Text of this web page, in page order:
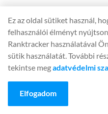
Írja meg a
Miután elvégezte a
megírni a folyamatot.
Amikor egy hogyan kell
és tömör legyen.
Ez az oldal sütiket használ,
felhasználói élményt
Ranktracker használatával
sütik használatát. További
tekintse megadatvédelmi
Elfogadom